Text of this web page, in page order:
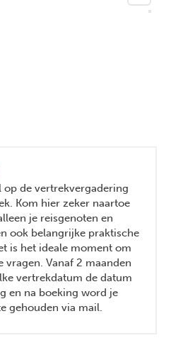
de vertrekvergadering
Kom hier zeker naartoe
je reisgenoten en
ook belangrijke praktische
is het ideale moment om
Vanaf 2 maanden
vertrekdatum de datum
en na boeking word je
gehouden via mail.